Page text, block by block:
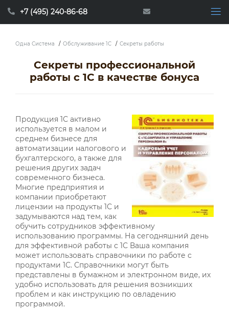
+7 (495) 240-86-68
Одна Система / Обслуживание 1C / Секреты работы
Секреты профессиональной
работы с 1С в качестве бонуса
Продукция 1С активно
используется в малом и
среднем бизнесе для
автоматизации налогового и
бухгалтерского, а также для
решения других задач
современного бизнеса.
Многие предприятия и
компании приобретают
лицензии на продукты 1С и
задумываются над тем, как
обучить сотрудников эффективному
использованию программы. На сегодняшний день
для эффективной работы с 1С Ваша компания
может использовать справочники по работе с
продуктами 1С. Справочники могут быть
представлены в бумажном и электронном виде, их
удобно использовать для решения возникших
проблем и как инструкцию по овладению
программой.